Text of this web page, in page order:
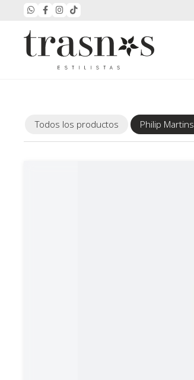
Todos los productos Philip Martins